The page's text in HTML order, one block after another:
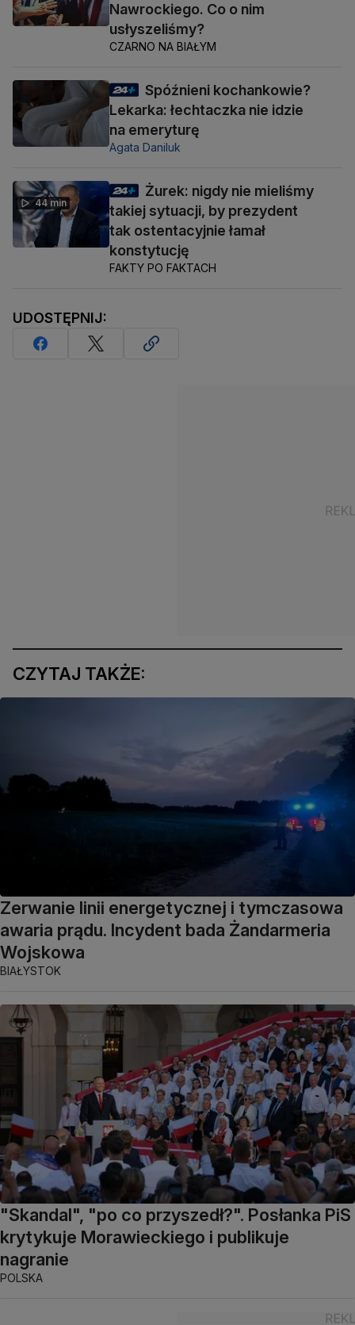
Nawrockiego. Co o nim
usłyszeliśmy?
CZARNO NA BIAŁYM
Spóźnieni kochankowie?
Lekarka: łechtaczka nie idzie
na emeryturę
Agata Daniluk
44 min
Żurek: nigdy nie mieliśmy
takiej sytuacji, by prezydent
tak ostentacyjnie łamał
konstytucję
FAKTY PO FAKTACH
UDOSTĘPNIJ:
CZYTAJ TAKŻE:
Zerwanie linii energetycznej i tymczasowa
awaria prądu. Incydent bada Żandarmeria
Wojskowa
BIAŁYSTOK
"Skandal", "po co przyszedł?". Posłanka PiS
krytykuje Morawieckiego i publikuje
nagranie
POLSKA